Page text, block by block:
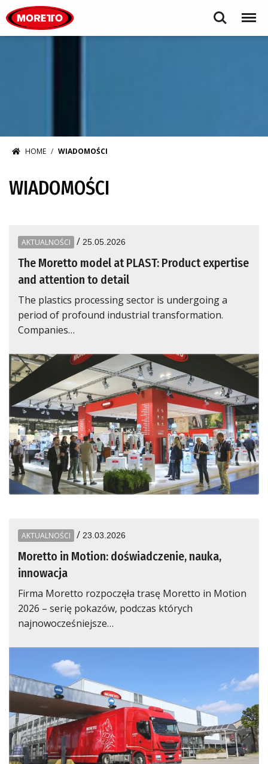
Search Menu
HOME WIADOMOŚCI
WIADOMOŚCI
AKTUALNOŚCI / 25.05.2026
The Moretto model at PLAST: Product expertise
and attention to detail
The plastics processing sector is undergoing a
period of profound industrial transformation.
Companies…
AKTUALNOŚCI / 23.03.2026
Moretto in Motion: doświadczenie, nauka,
innowacja
Firma Moretto rozpoczęła trasę Moretto in Motion
2026 – serię pokazów, podczas których
najnowocześniejsze…